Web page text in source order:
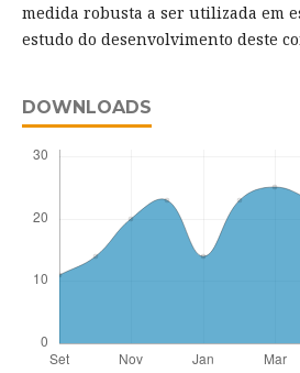
medida robusta a ser utilizada em
estudo do desenvolvimento deste
DOWNLOADS